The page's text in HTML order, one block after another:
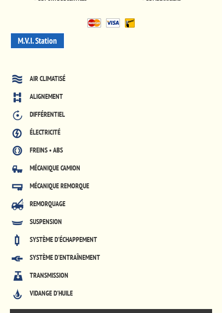
M.V.I. Station
AIR CLIMATISÉ
ALIGNEMENT
DIFFÉRENTIEL
ÉLECTRICITÉ
FREINS • ABS
MÉCANIQUE CAMION
MÉCANIQUE REMORQUE
REMORQUAGE
SUSPENSION
SYSTÈME D'ÉCHAPPEMENT
SYSTÈME D'ENTRAÎNEMENT
TRANSMISSION
VIDANGE D'HUILE